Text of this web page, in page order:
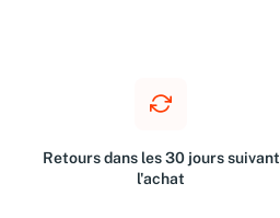
Retours dans les 30 jours suivant
l'achat